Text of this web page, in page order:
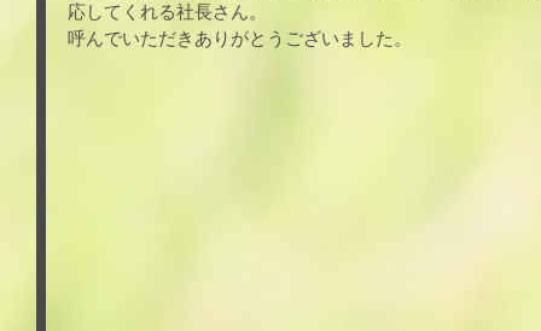
応してくれる社長さん。
呼んでいただきありがとうございました。